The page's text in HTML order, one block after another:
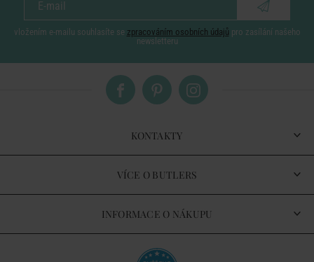
vložením e-mailu souhlasíte se zpracováním osobních údajů pro zasílání našeho
newsletteru
KONTAKTY
VÍCE O BUTLERS
INFORMACE O NÁKUPU